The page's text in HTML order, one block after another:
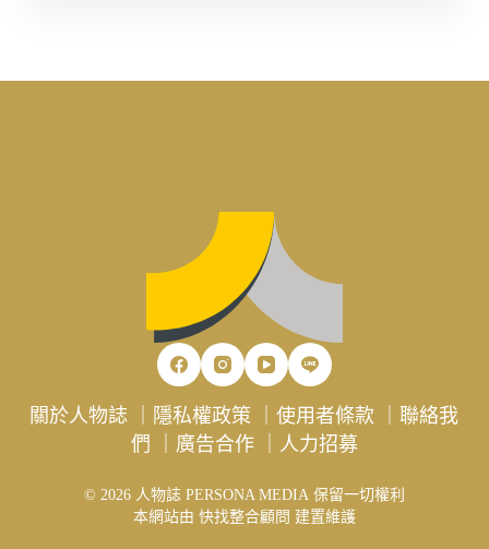
關於人物誌 隱私權政策 ｜使用者條款 ｜聯絡我
們
廣告合作｜ 人力招募
© 2026 人物誌 PERSONA MEDIA 保留一切權利
本網站由 快找整合顧問 建置維護